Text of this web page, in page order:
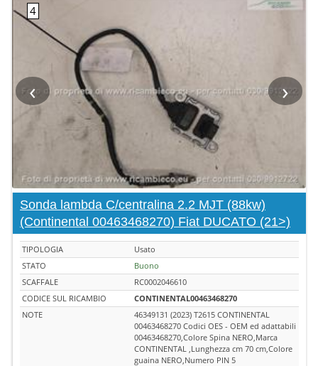
‹ ›
Sonda lambda C/centralina 2.2 MJT (88kw)
(Continental 00463468270) Fiat DUCATO (21>)
TIPOLOGIA
Usato
STATO
Buono
SCAFFALE
RC0002046610
CODICE SUL RICAMBIO
CONTINENTAL00463468270
NOTE
46349131 (2023) T2615 CONTINENTAL
00463468270 Codici OES - OEM ed adattabili
00463468270,Colore Spina NERO,Marca
CONTINENTAL ,Lunghezza cm 70 cm,Colore
guaina NERO,Numero PIN 5